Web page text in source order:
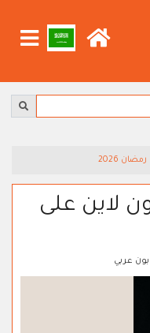
رمضان 2026
لاين على
عربي